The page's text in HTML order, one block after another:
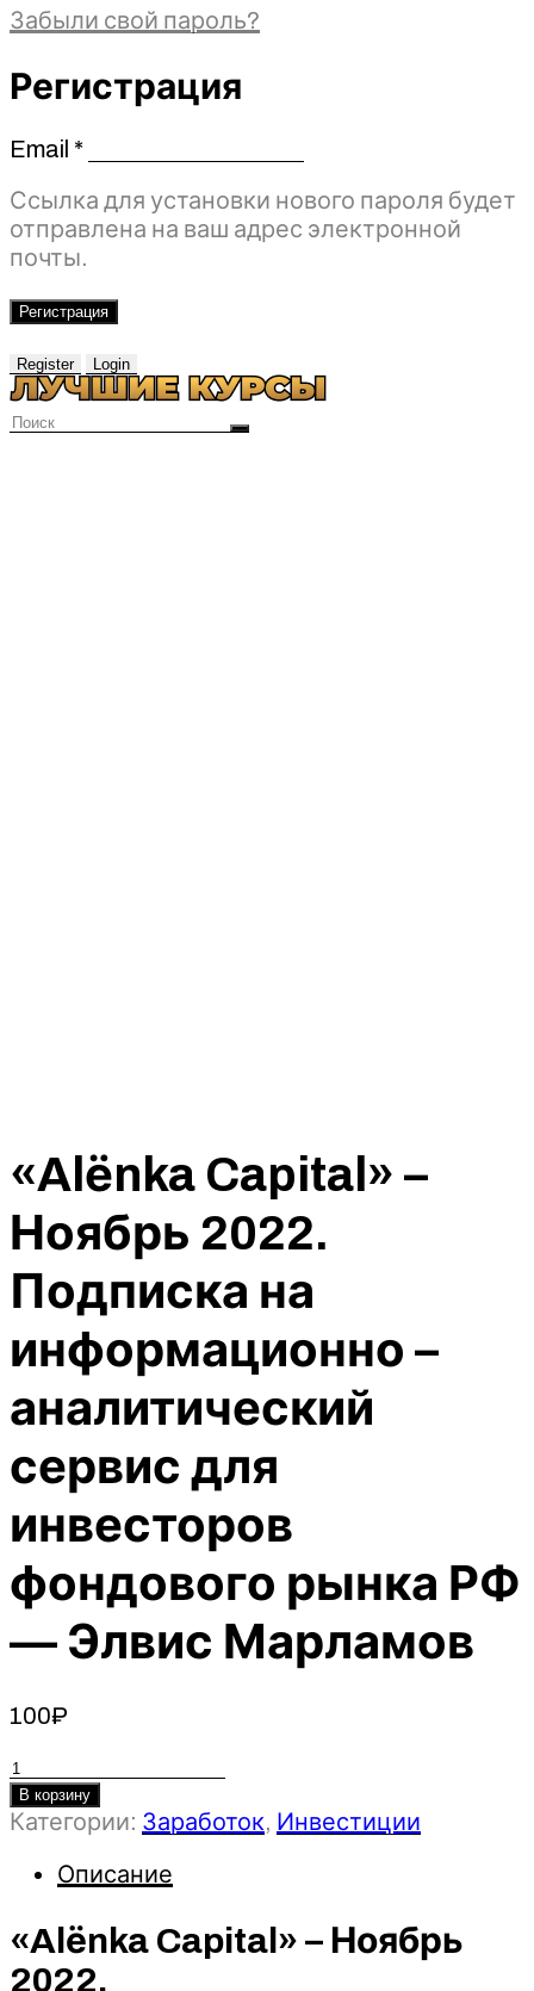
Забыли свой пароль?
Регистрация
Email *Обязательно
Ссылка для установки нового пароля будет
отправлена ​​на ваш адрес электронной
почты.
Регистрация
Register Login
«Alёnka Capital» –
Ноябрь 2022.
Подписка на
информационно –
аналитический
сервис для
инвесторов
фондового рынка РФ
— Элвис Марламов
100₽
Количество
товара
«Alёnka
2022.
Подписка
В корзину
Категории: Заработок, Инвестиции
Описание
«Alёnka Capital» – Ноябрь
2022.